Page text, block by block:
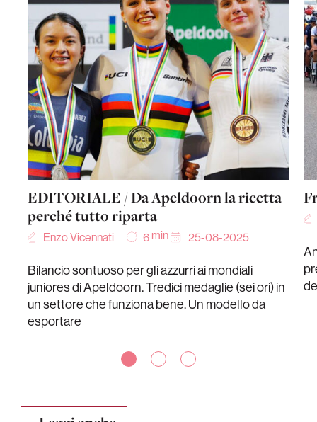
EDITORIALE / Da Apeldoorn la ricetta
perché tutto riparta
Enzo Vicennati 6 min 25-08-2025
Bilancio sontuoso per gli azzurri ai mondiali
juniores di Apeldoorn. Tredici medaglie (sei ori) in
un settore che funziona bene. Un modello da
esportare